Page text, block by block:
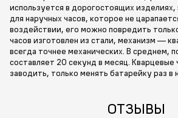
используется в дорогостоящих
для наручных часов, которое не
воздействии, его можно повредить
часов изготовлен из стали, механизм —
всегда точнее механических. В среднем,
составляет 20 секунд в месяц. Кварцевые
заводить, только менять батарейку раз в
ОТЗЫВЫ